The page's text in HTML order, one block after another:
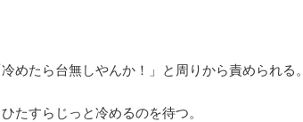
めたら台無しやんか！」と周りから責められる。
たすらじっと冷めるのを待つ。